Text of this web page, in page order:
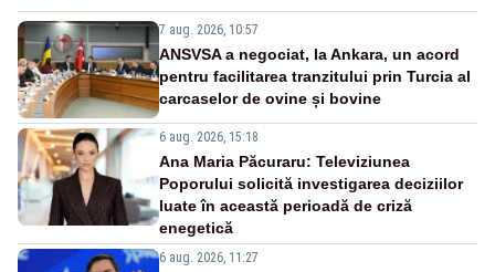
7 aug. 2026, 10:57
ANSVSA a negociat, la Ankara, un acord
pentru facilitarea tranzitului prin Turcia al
carcaselor de ovine și bovine
6 aug. 2026, 15:18
Ana Maria Păcuraru: Televiziunea
Poporului solicită investigarea deciziilor
luate în această perioadă de criză
enegetică
6 aug. 2026, 11:27